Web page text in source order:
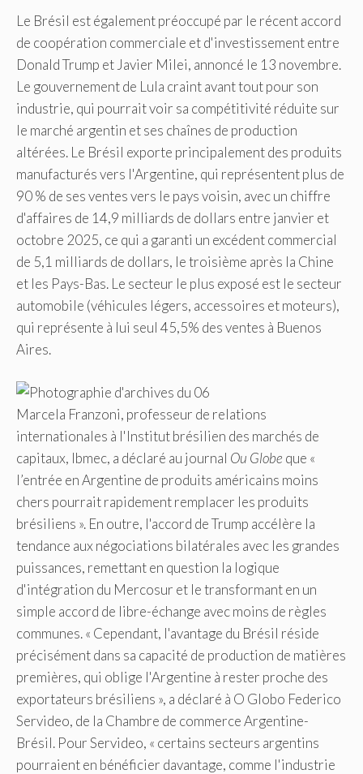
Le Brésil est également préoccupé par le récent accord
de coopération commerciale et d'investissement entre
Donald Trump et Javier Milei, annoncé le 13 novembre.
Le gouvernement de Lula craint avant tout pour son
industrie, qui pourrait voir sa compétitivité réduite sur
le marché argentin et ses chaînes de production
altérées. Le Brésil exporte principalement des produits
manufacturés vers l'Argentine, qui représentent plus de
90 % de ses ventes vers le pays voisin, avec un chiffre
d'affaires de 14,9 milliards de dollars entre janvier et
octobre 2025, ce qui a garanti un excédent commercial
de 5,1 milliards de dollars, le troisième après la Chine
et les Pays-Bas. Le secteur le plus exposé est le secteur
automobile (véhicules légers, accessoires et moteurs),
qui représente à lui seul 45,5% des ventes à Buenos
Aires.
Marcela Franzoni, professeur de relations
internationales à l'Institut brésilien des marchés de
capitaux, Ibmec, a déclaré au journal Ou Globe que «
l’entrée en Argentine de produits américains moins
chers pourrait rapidement remplacer les produits
brésiliens ». En outre, l'accord de Trump accélère la
tendance aux négociations bilatérales avec les grandes
puissances, remettant en question la logique
d'intégration du Mercosur et le transformant en un
simple accord de libre-échange avec moins de règles
communes. « Cependant, l'avantage du Brésil réside
précisément dans sa capacité de production de matières
premières, qui oblige l'Argentine à rester proche des
exportateurs brésiliens », a déclaré à O Globo Federico
Servideo, de la Chambre de commerce Argentine-
Brésil. Pour Servideo, « certains secteurs argentins
pourraient en bénéficier davantage, comme l'industrie